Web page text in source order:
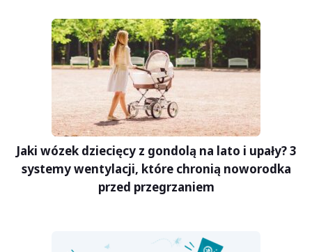
Jaki wózek dziecięcy z gondolą na lato i upały? 3
systemy wentylacji, które chronią noworodka
przed przegrzaniem